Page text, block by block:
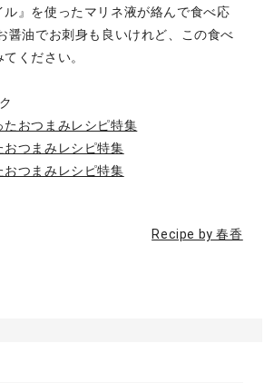
ル』を使ったマリネ液が絡んで食べ応
醤油でお刺身も良いけれど、この食べ
ください。
たおつまみレシピ特集
おつまみレシピ特集
おつまみレシピ特集
Recipe by 春香